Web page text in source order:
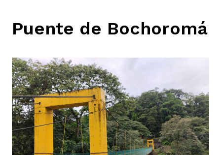
Puente de Bochoromá